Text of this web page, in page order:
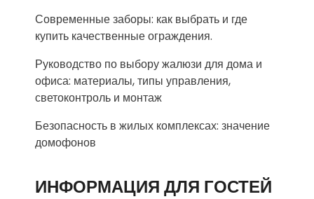
Современные заборы: как выбрать и где
купить качественные ограждения.
Руководство по выбору жалюзи для дома и
офиса: материалы, типы управления,
светоконтроль и монтаж
Безопасность в жилых комплексах: значение
домофонов
ИНФОРМАЦИЯ ДЛЯ ГОСТЕЙ